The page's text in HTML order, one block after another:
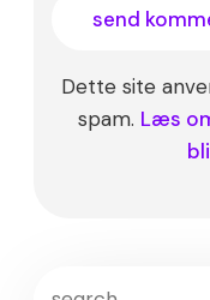
Dette site
spam. Læs